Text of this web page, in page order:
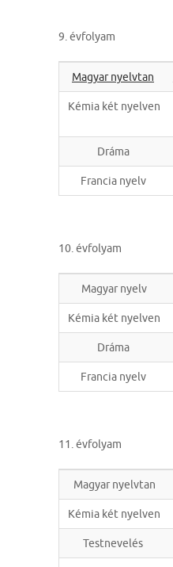
9. évfolyam
Magyar nyelvtan
Kémia két nyelven
Dráma
Francia nyelv
10. évfolyam
Magyar nyelv
Kémia két nyelven
Dráma
Francia nyelv
11. évfolyam
Magyar nyelvtan
Kémia két nyelven
Testnevelés